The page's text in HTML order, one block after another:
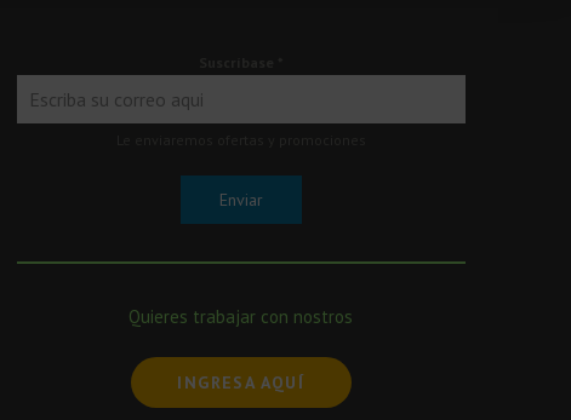
Enviar
Quieres trabajar con nostros
INGRESA AQUÍ